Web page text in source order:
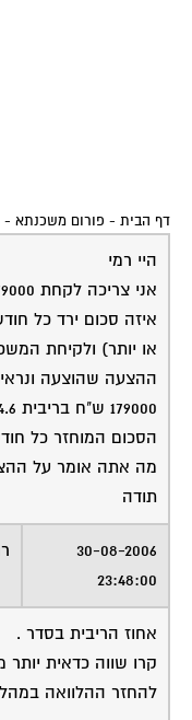
דף הבית - פורום משכנתא -
היי רמי
איזה סכום ירד כל
או יותר) ולקיחת המשכנתא
ההצעה שהוצעה
הסכום המוחזר כל חודש
מה אתה אומר על
תודה
30-08-2006
23:48:00
אחוז הריבית בסדר .
קרו שווה כדאית
להחזר ההלוואה